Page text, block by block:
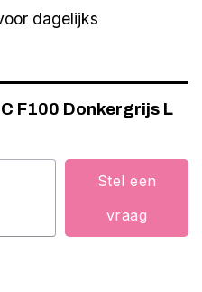
dagelijks
F100 Donkergrijs L
Stel een
vraag